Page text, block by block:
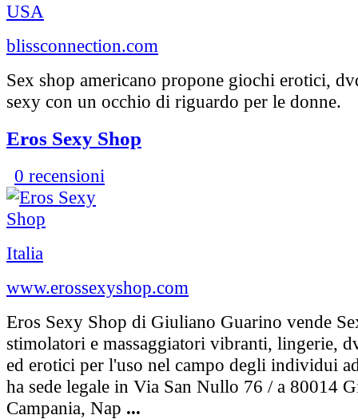
USA
blissconnection.com
Sex shop americano propone giochi erotici,
sexy con un occhio di riguardo per le donne.
Eros Sexy Shop
0 recensioni
Italia
www.erossexyshop.com
Eros Sexy Shop di Giuliano Guarino vende
stimolatori e massaggiatori vibranti, lingerie,
ed erotici per l'uso nel campo degli individui
ha sede legale in Via San Nullo 76 / a 80014
Campania, Nap ...